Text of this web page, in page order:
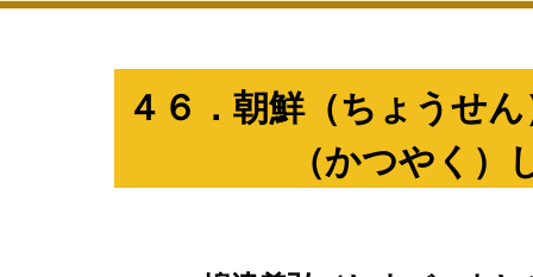
４６．朝鮮（ちょうせ
（かつやく